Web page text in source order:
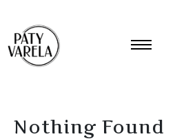
Nothing Found